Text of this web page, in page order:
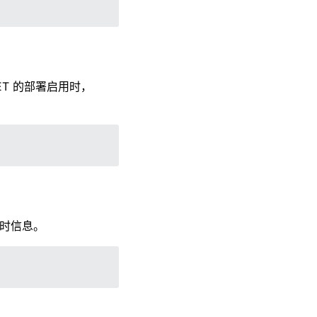
的部署启用时，
信息。